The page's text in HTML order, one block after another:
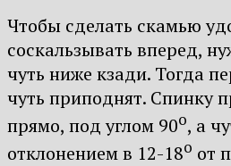
Чтобы сделать скамью
соскальзывать вперед,
чуть ниже кзади. Тогда
чуть приподнят. Спинку
прямо, под углом 90о, а
отклонением в 12-18о от